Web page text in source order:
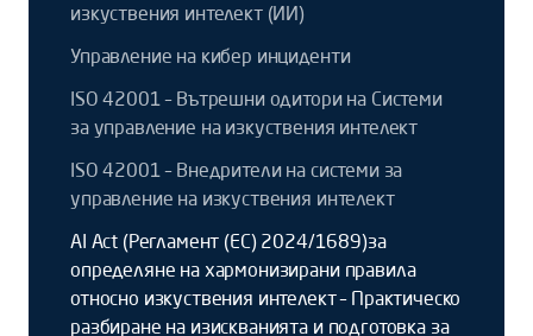
изкуствения интелект (ИИ)
Управление на кибер инциденти
ISO 42001 – Вътрешни одитори на Системи
за управление на изкуствения интелект
ISO 42001 – Внедрители на системи за
управление на изкуствения интелект
AI Act (Регламент (ЕС) 2024/1689)за
определяне на хармонизирани правила
относно изкуствения интелект – Практическо
разбиране на изискванията и подготовка за